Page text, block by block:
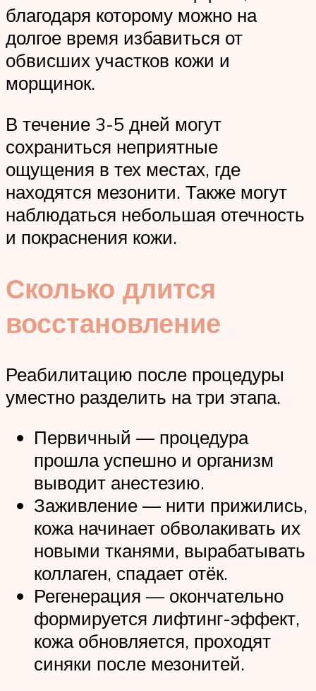
благодаря которому можно на
долгое время избавиться от
обвисших участков кожи и
морщинок.
В течение 3-5 дней могут
сохраниться неприятные
ощущения в тех местах, где
находятся мезонити. Также могут
наблюдаться небольшая отечность
и покраснения кожи.
Сколько длится
восстановление
Реабилитацию после процедуры
уместно разделить на три этапа.
Первичный — процедура
прошла успешно и организм
выводит анестезию.
Заживление — нити прижились,
кожа начинает обволакивать их
новыми тканями, вырабатывать
коллаген, спадает отёк.
Регенерация — окончательно
формируется лифтинг-эффект,
кожа обновляется, проходят
синяки после мезонитей.